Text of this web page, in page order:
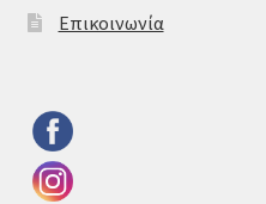
Επικοινωνία